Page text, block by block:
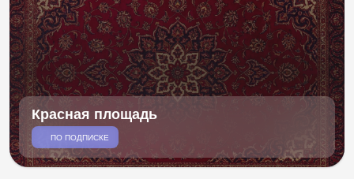
Красная площадь
ПО ПОДПИСКЕ